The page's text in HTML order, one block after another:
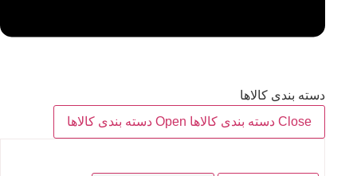
دسته بندی کالاها
Close دسته بندی کالاها
Open دسته بندی کالاها